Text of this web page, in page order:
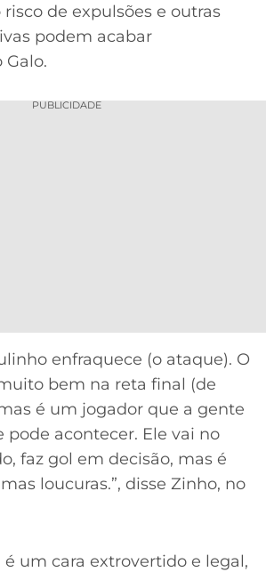
de expulsões e outras
podem acabar
PUBLICIDADE
enfraquece (o ataque). O
bem na reta final (de
é um jogador que a gente
pode acontecer. Ele vai no
faz gol em decisão, mas é
loucuras.”, disse Zinho, no
é um cara extrovertido e legal,